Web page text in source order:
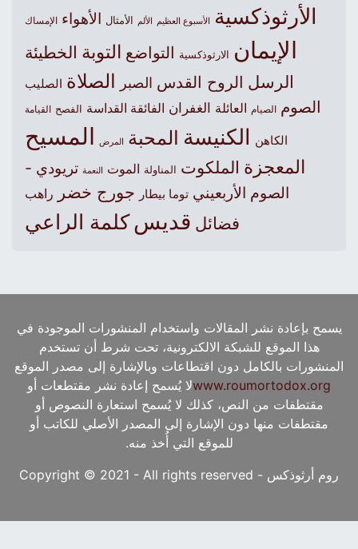
الأرثوذكسية الأسبوع العظيم الألم الأمثال الأهواء الإمساك
الإيمان الارثوذكسية التواضع التوبة الخطيئة
الرسل الروح القدس الصبر الصلاة الصليب
الصوم الصيام العائلة الغفران الفائقة القداسة الفصح القيامة
الكاهن الكنيسةالمحبة المرض المسيح
المعجزة الملكوت المناولة الموت النعمة تريودي -
الصوم الأربعيني توما بيطار جورج خضر راهب
فضائل قديس كلمة الراعي
يسمح بإعادة نشر المقالات واستخدام المنشورات الموجودة في
هذا الموقع للشبكة الالكترونية، تحت شرط أن تستخدم
المنشورات بالكامل دون اقتطاعات وبالإشارة إلى مصدر الموقع
www.roumortodox.orgلا يُسمح إعادة نشر مقتطعات أو
مقتطفات من النص، كذلك لا يُسمح استعارة النصوص أو
مقتطفات منها دون الإشارة إلى المصدر الأصلي للكاتب أو
للموقع التي أُخذ منه.
روم أرثوذكس - Copyright © 2021 - All rights reserved